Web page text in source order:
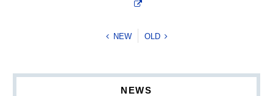
NEW OLD
NEWS